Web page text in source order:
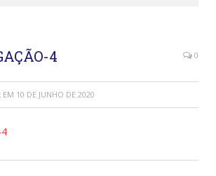
4 0
EM 10 DE JUNHO DE 2020